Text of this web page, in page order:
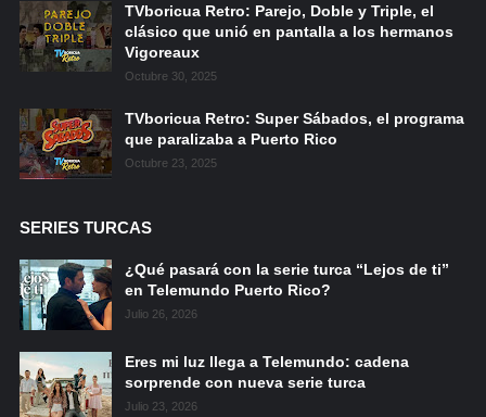
TVboricua Retro: Parejo, Doble y Triple, el
clásico que unió en pantalla a los hermanos
Vigoreaux
Octubre 30, 2025
TVboricua Retro: Super Sábados, el programa
que paralizaba a Puerto Rico
Octubre 23, 2025
SERIES TURCAS
¿Qué pasará con la serie turca “Lejos de ti”
en Telemundo Puerto Rico?
Julio 26, 2026
Eres mi luz llega a Telemundo: cadena
sorprende con nueva serie turca
Julio 23, 2026